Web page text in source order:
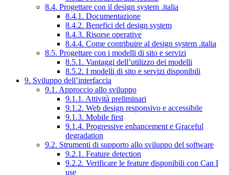
8.4. Progettare con il design system .italia
8.4.1. Documentazione
8.4.2. Benefici del design system
8.4.3. Risorse operative
8.4.4. Come contribuire al design system .italia
8.5. Progettare con i modelli di sito e servizi
8.5.1. Vantaggi dell’utilizzo dei modelli
8.5.2. I modelli di sito e servizi disponibili
9. Sviluppo dell’interfaccia
9.1. Approccio allo sviluppo
9.1.1. Attività preliminari
9.1.2. Web design responsivo e accessibile
9.1.3. Mobile first
9.1.4. Progressive enhancement e Graceful
degradation
9.2. Strumenti di supporto allo sviluppo del software
9.2.1. Feature detection
9.2.2. Verificare le feature disponibili con Can I
use